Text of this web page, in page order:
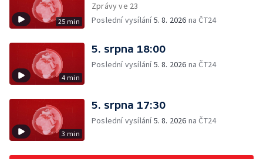
25 min
Zprávy ve 23
Poslední vysílání5. 8. 2026 na ČT24
4 min
5. srpna 18:00
Poslední vysílání5. 8. 2026 na ČT24
3 min
5. srpna 17:30
Poslední vysílání5. 8. 2026 na ČT24